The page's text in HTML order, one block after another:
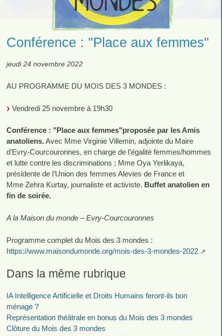
Conférence : "Place aux femmes"
jeudi 24 novembre 2022
AU PROGRAMME DU MOIS DES 3 MONDES :
Vendredi 25 novembre à 19h30
Conférence : "Place aux femmes"proposée par les Amis
anatoliens.Avec Mme Virginie Villemin, adjointe du Maire
d’Evry-Courcouronnes, en charge de l’égalité femmes/hommes
et lutte contre les discriminations ; Mme Oya Yerlikaya,
présidente de l’Union des femmes Alevies de France et
Mme Zehra Kurtay, journaliste et activiste. Buffet anatolien en
fin de soirée.
A la Maison du monde – Evry-Courcouronnes
Programme complet du Mois des 3 mondes :
https://www.maisondumonde.org/mois-des-3-mondes-2022
Dans la même rubrique
IA Intelligence Artificielle et Droits Humains feront-ils bon
ménage ?
Représentation théâtrale en bonus du Mois des 3 mondes
Clôture du Mois des 3 mondes